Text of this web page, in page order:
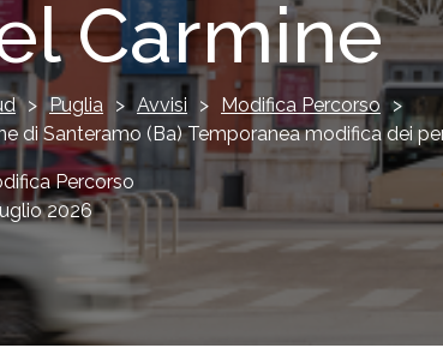
Carmine
> Puglia > Avvisi > Modifica Percorso >
di Santeramo (Ba) Temporanea modifica dei
Percorso
2026